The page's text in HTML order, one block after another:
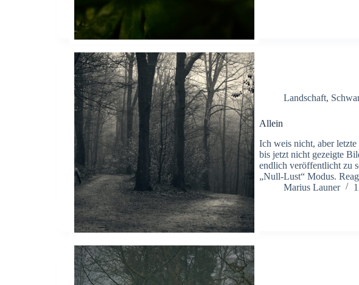
Landschaft,
Allein
Ich weis nicht, aber
bis jetzt nicht gezeigte
endlich veröffentlicht zu
„Null-Lust“ Modus.
Marius Launer